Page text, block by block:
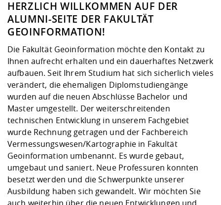
HERZLICH WILLKOMMEN AUF DER
ALUMNI-SEITE DER FAKULTÄT
GEOINFORMATION!
Die Fakultät Geoinformation möchte den Kontakt zu
Ihnen aufrecht erhalten und ein dauerhaftes Netzwerk
aufbauen. Seit Ihrem Studium hat sich sicherlich vieles
verändert, die ehemaligen Diplomstudien­gänge
wurden auf die neuen Abschlüsse Bachelor und
Master umgestellt. Der weiter­schreitenden
technischen Entwicklung in unserem Fachgebiet
wurde Rechnung getragen und der Fachbereich
Vermessungswesen/Kartographie in Fakultät
Geoinformation umbe­nannt. Es wurde gebaut,
umgebaut und saniert. Neue Professuren konnten
besetzt werden und die Schwerpunkte unserer
Ausbildung haben sich gewandelt. Wir möchten Sie